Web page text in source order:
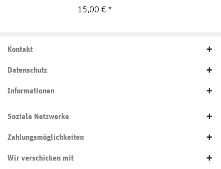
15,00 € *
Kontakt
Datenschutz
Informationen
Soziale Netzwerke
Zahlungsmöglichkeiten
Wir verschicken mit